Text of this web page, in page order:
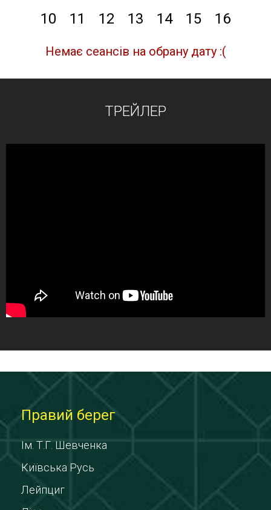
10
11 12 13 14 15 16
Немає сеансів на обрану дату :(
ТРЕЙЛЕР
Правий берег
Ім. Т.Г. Шевченка
Київська Русь
Лейпциг